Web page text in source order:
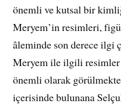
önemli ve kutsal bir
Meryem’in resimleri,
âleminde son derece ilgi
Meryem ile ilgili resimler
önemli olarak
içerisinde bulunana